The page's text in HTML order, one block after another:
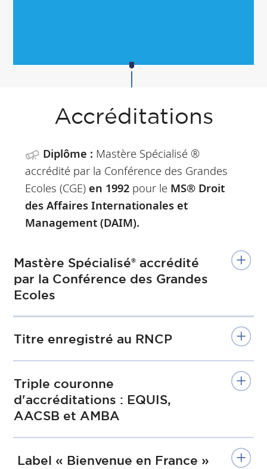
Accréditations
Diplôme : Mastère Spécialisé ®
accrédité par la Conférence des Grandes
Ecoles (CGE) en 1992 pour le MS® Droit
des Affaires Internationales et
Management (DAIM).
Mastère Spécialisé® accrédité
par la Conférence des Grandes
Ecoles
Titre enregistré au RNCP
Triple couronne
d'accréditations : EQUIS,
AACSB et AMBA
Label « Bienvenue en France »